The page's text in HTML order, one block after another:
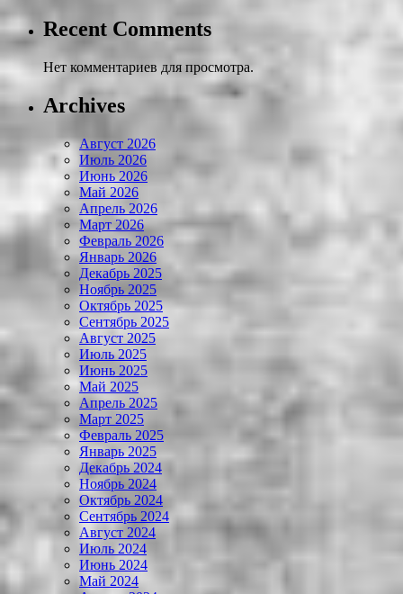
Recent Comments
Нет комментариев для просмотра.
Archives
Август 2026
Июль 2026
Июнь 2026
Май 2026
Апрель 2026
Март 2026
Февраль 2026
Январь 2026
Декабрь 2025
Ноябрь 2025
Октябрь 2025
Сентябрь 2025
Август 2025
Июль 2025
Июнь 2025
Май 2025
Апрель 2025
Март 2025
Февраль 2025
Январь 2025
Декабрь 2024
Ноябрь 2024
Октябрь 2024
Сентябрь 2024
Август 2024
Июль 2024
Июнь 2024
Май 2024